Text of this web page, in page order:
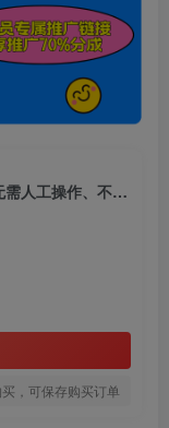
AI智能广告挂G，在家自动賺收益，全程无需人工操作、不用直播、不用拉人【揭秘】
，可保存购买订单